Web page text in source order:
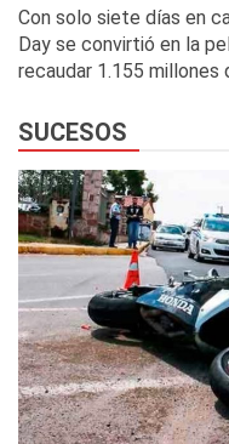
Con solo siete días en
Day se convirtió en la
recaudar 1.155 millones
SUCESOS